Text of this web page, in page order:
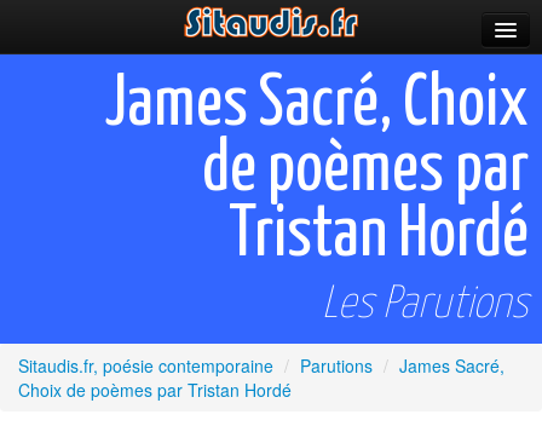
Incitations
Prescriptions
James Sacré, Choix
de poèmes par
Tristan Hordé
Les Parutions
Sitaudis.fr, poésie contemporaine / Parutions / James Sacré,
Choix de poèmes par Tristan Hordé